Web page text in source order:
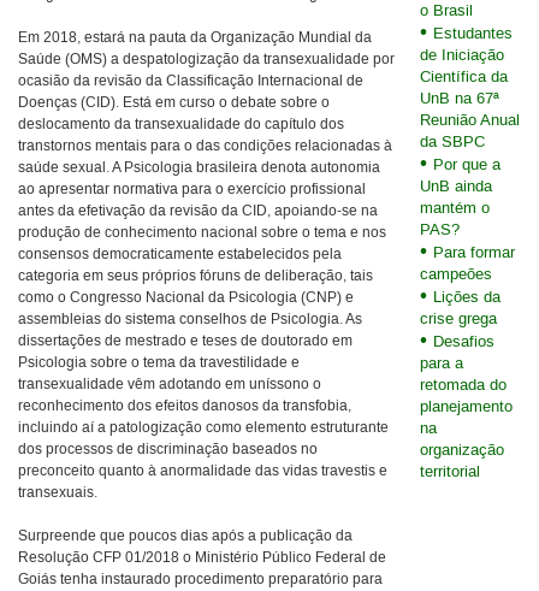
Em 2018, estará na pauta da Organização Mundial da
Saúde (OMS) a despatologização da transexualidade por
ocasião da revisão da Classificação Internacional de
Doenças (CID). Está em curso o debate sobre o
deslocamento da transexualidade do capítulo dos
transtornos mentais para o das condições relacionadas à
saúde sexual. A Psicologia brasileira denota autonomia
ao apresentar normativa para o exercício profissional
antes da efetivação da revisão da CID, apoiando-se na
produção de conhecimento nacional sobre o tema e nos
consensos democraticamente estabelecidos pela
categoria em seus próprios fóruns de deliberação, tais
como o Congresso Nacional da Psicologia (CNP) e
assembleias do sistema conselhos de Psicologia. As
dissertações de mestrado e teses de doutorado em
Psicologia sobre o tema da travestilidade e
transexualidade vêm adotando em uníssono o
reconhecimento dos efeitos danosos da transfobia,
incluindo aí a patologização como elemento estruturante
dos processos de discriminação baseados no
preconceito quanto à anormalidade das vidas travestis e
transexuais.
Surpreende que poucos dias após a publicação da
Resolução CFP 01/2018 o Ministério Público Federal de
Goiás tenha instaurado procedimento preparatório para
o Brasil
Estudantes
de Iniciação
Científica da
UnB na 67ª
Reunião Anual
da SBPC
Por que a
UnB ainda
mantém o
PAS?
Para formar
campeões
Lições da
crise grega
Desafios
para a
retomada do
planejamento
na
organização
territorial